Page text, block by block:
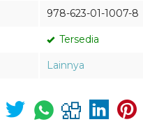
978-623-01-1007-8
Tersedia
Lainnya